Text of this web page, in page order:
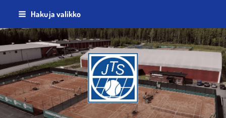
Siirry
sisältöön
Haku ja valikko
Jyväskylän Tennisseura ry